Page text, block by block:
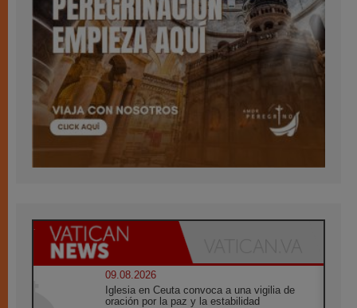
09.08.2026
Iglesia en Ceuta convoca a una vigilia de
oración por la paz y la estabilidad